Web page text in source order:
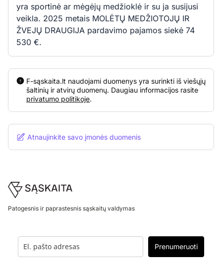
yra sportinė ar mėgėjų medžioklė ir su ja susijusi
veikla. 2025 metais MOLĖTŲ MEDŽIOTOJŲ IR
ŽVEJŲ DRAUGIJA pardavimo pajamos siekė 74
530 €.
F-sąskaita.lt naudojami duomenys yra surinkti iš viešųjų
šaltinių ir atvirų duomenų. Daugiau informacijos rasite
privatumo politikoje.
Atnaujinkite savo įmonės duomenis
Footer
Patogesnis ir paprastesnis sąskaitų valdymas
Prenumeruoti